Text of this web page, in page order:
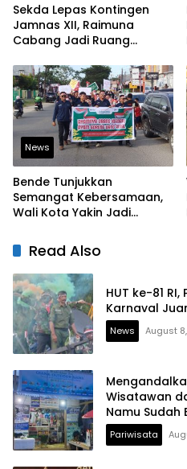
Sekda Lepas Kontingen
Jamnas XII, Raimuna
Cabang Jadi Ruang
dan Berjiwa Pemimpin
News
Bende Tunjukkan
Semangat Kebersamaan,
Wali Kota Yakin Jadi
LainRead Also
HUT ke-81
Karnaval
News August
Wisatawan
Namu Sudah
Digital
Pariwisata